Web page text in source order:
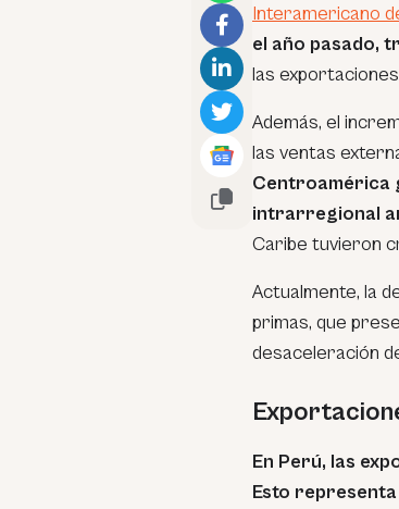
Interamericano
el año pasado,
las
Además, el
las ventas
Centroamérica
intrarregional
Caribe tuvieron
Actualmente, la
primas, que
desaceleración
En Perú, las
Esto representa